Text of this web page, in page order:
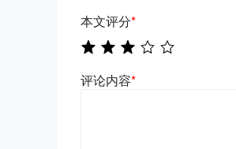
本文评分*
评论内容*